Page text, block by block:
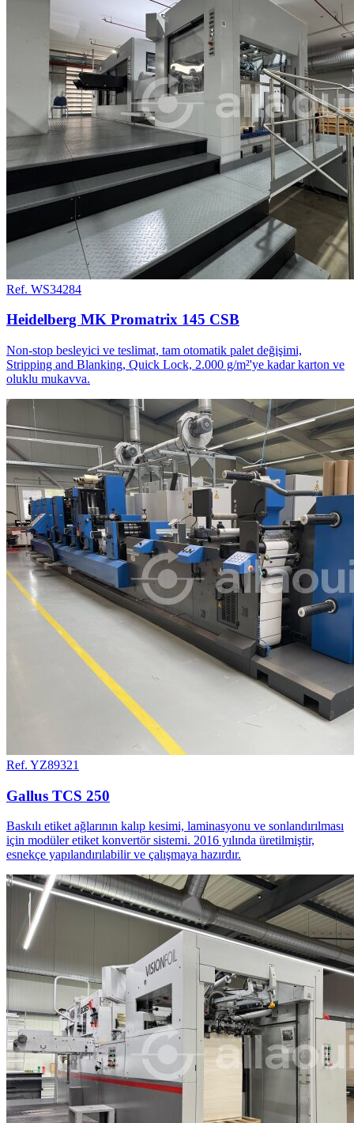
Ref. WS34284
Heidelberg MK Promatrix 145 CSB
Non-stop besleyici ve teslimat, tam otomatik palet değişimi,
Stripping and Blanking, Quick Lock, 2.000 g/m²'ye kadar karton ve
oluklu mukavva.
Ref. YZ89321
Gallus TCS 250
Baskılı etiket ağlarının kalıp kesimi, laminasyonu ve sonlandırılması
için modüler etiket konvertör sistemi. 2016 yılında üretilmiştir,
esnekçe yapılandırılabilir ve çalışmaya hazırdır.